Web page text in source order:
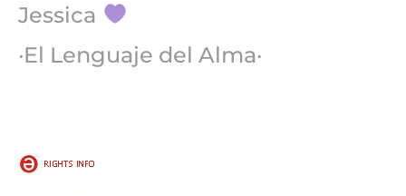
Jessica
·El Lenguaje del Alma·